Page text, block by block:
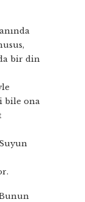
bir din
bile ona